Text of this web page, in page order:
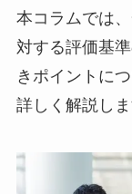
本コラムでは
対する評価基
きポイントに
詳しく解説しま